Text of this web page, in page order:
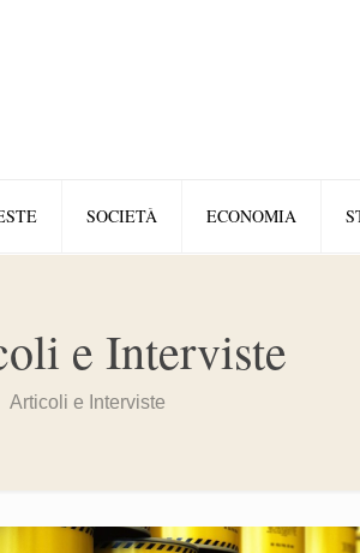
SOCIETÀ ECONOMIA
e Interviste
Articoli e Interviste